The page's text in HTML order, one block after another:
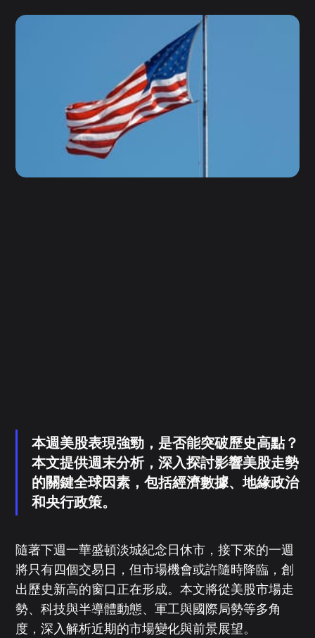
本週美股表現強勁，是否能突破歷史高點？
本文提供週末分析，深入探討影響美股走勢
的關鍵全球因素，包括經濟數據、地緣政治
和央行政策。
隨著下週一華盛頓淡城紀念日休市，接下來的一週
將只有四個交易日，但市場機會或許隨時降臨，創
出歷史新高的窗口正在形成。本文將從美股市場走
勢、科技與半導體動態、軍工與國際局勢等多角
度，深入解析近期的市場變化與前景展望。